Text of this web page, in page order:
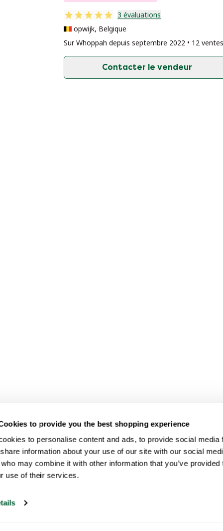
to provide you the best shopping experience
to personalise content and ads, to provide social
information about your use of our site with our social
may combine it with other information that you’ve
use of their services.
3 évaluations
opwijk, Belgique
Sur Whoppah depuis septembre 2022 • 12 ventes
Contacter le vendeur